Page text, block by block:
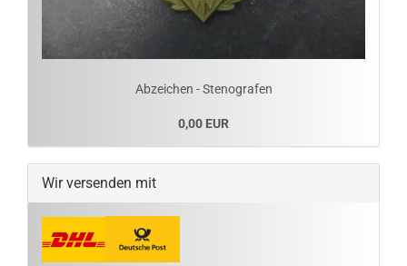
Abzeichen - Stenografen
0,00 EUR
Wir versenden mit